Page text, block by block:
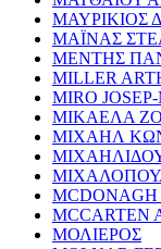
ΜΑΥΡΙΚΙΟΣ
ΜΑΪΝΑΣ
ΜΕΝΤΗΣ
MILLER
MIRO
ΜΙΚΑΕΛΑ
ΜΙΧΑΗΛ
MCCARTEN
ΜΟΛΙΕΡΟΣ